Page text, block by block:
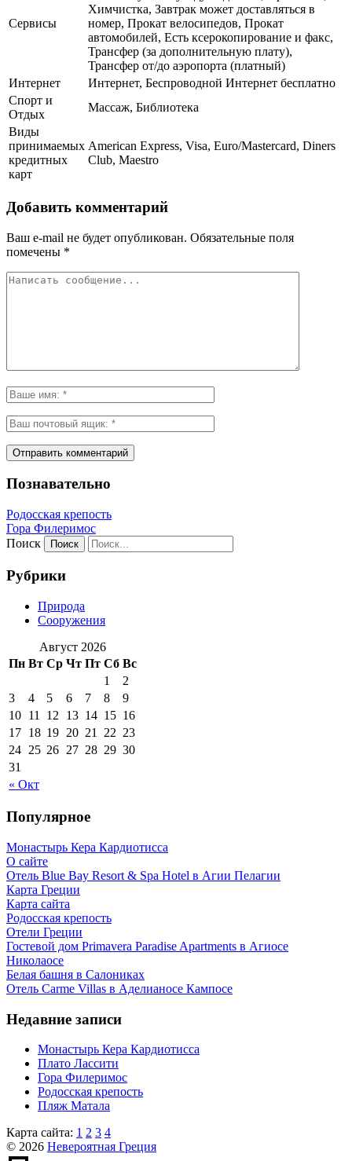
Сервисы
Химчистка, Завтрак может доставляться в
номер, Прокат велосипедов, Прокат
автомобилей, Есть ксерокопирование и факс,
Трансфер (за дополнительную плату),
Трансфер от/до аэропорта (платный)
Интернет
Интернет, Беспроводной Интернет бесплатно
Спорт и
Отдых
Массаж, Библиотека
Виды
принимаемых
кредитных
карт
American Express, Visa, Euro/Mastercard, Diners
Club, Maestro
Добавить комментарий
Ваш e-mail не будет опубликован. Обязательные поля
помечены *
Познавательно
Родосская крепость
Гора Филеримос
Поиск
Рубрики
Природа
Сооружения
Август 2026
Пн Вт Ср Чт Пт Сб Вс
« Окт
1
2
3
4 5 6 7 8
9
10 11 12 13 14 15 16
17 18 19 20 21 22 23
24 25 26 27 28 29 30
31
Популярное
Монастырь Кера Кардиотисса
О сайте
Отель Blue Bay Resort & Spa Hotel в Агии Пелагии
Карта Греции
Карта сайта
Родосская крепость
Отели Греции
Гостевой дом Primavera Paradise Apartments в Агиосе
Николаосе
Белая башня в Салониках
Отель Carme Villas в Аделианосе Кампосе
Недавние записи
Монастырь Кера Кардиотисса
Плато Лассити
Гора Филеримос
Родосская крепость
Пляж Матала
Карта сайта: 1 2 3 4
© 2026 Невероятная Греция